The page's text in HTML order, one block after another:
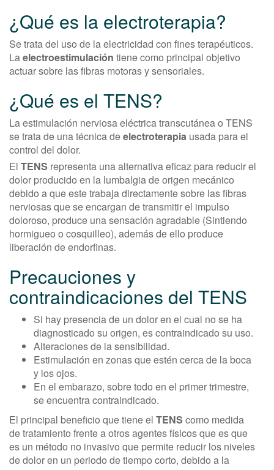
¿Qué es la electroterapia?
Se trata del uso de la electricidad con fines terapéuticos.
Laelectroestimulación tiene como principal objetivo
actuar sobre las fibras motoras y sensoriales.
¿Qué es el TENS?
La estimulación nerviosa eléctrica transcutánea o TENS
se trata de una técnica deelectroterapia usada para el
control del dolor.
El TENS representa una alternativa eficaz para reducir el
dolor producido en la lumbalgia de origen mecánico
debido a que este trabaja directamente sobre las fibras
nerviosas que se encargan de transmitir el impulso
doloroso, produce una sensación agradable (Sintiendo
hormigueo o cosquilleo), además de ello produce
liberación de endorfinas.
Precauciones y
contraindicaciones del TENS
Si hay presencia de un dolor en el cual no se ha
diagnosticado su origen, es contraindicado su uso.
Alteraciones de la sensibilidad.
Estimulación en zonas que estén cerca de la boca
y los ojos.
En el embarazo, sobre todo en el primer trimestre,
se encuentra contraindicado.
El principal beneficio que tiene el TENS como medida
de tratamiento frente a otros agentes físicos que es que
es un método no invasivo que permite reducir los niveles
de dolor en un periodo de tiempo corto, debido a la